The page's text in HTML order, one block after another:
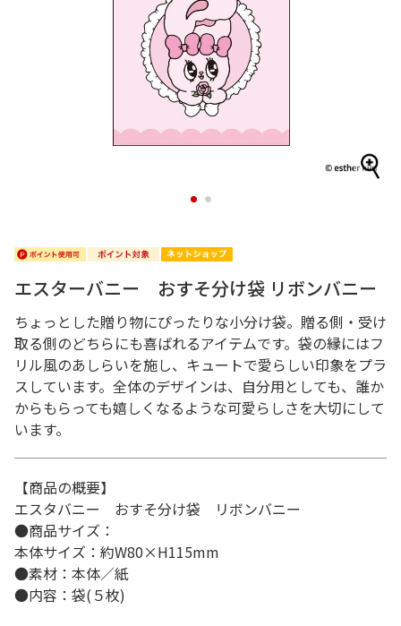
1 2
エスターバニー おすそ分け袋 リボンバニー
ちょっとした贈り物にぴったりな小分け袋。贈る側・受け
取る側のどちらにも喜ばれるアイテムです。袋の縁にはフ
リル風のあしらいを施し、キュートで愛らしい印象をプラ
スしています。全体のデザインは、自分用としても、誰か
からもらっても嬉しくなるような可愛らしさを大切にして
います。
【商品の概要】
エスタバニー おすそ分け袋 リボンバニー
●商品サイズ：
本体サイズ：約W80×H115mm
●素材：本体／紙
●内容：袋(５枚)